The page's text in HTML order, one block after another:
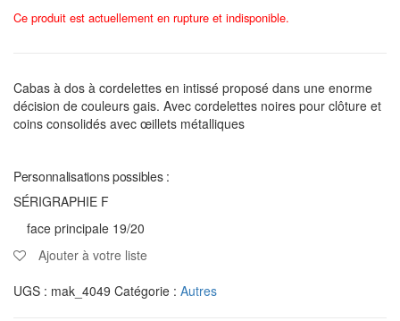
Ce produit est actuellement en rupture et indisponible.
Cabas à dos à cordelettes en intissé proposé dans une enorme
décision de couleurs gais. Avec cordelettes noires pour clôture et
coins consolidés avec œillets métalliques
Personnalisations possibles :
SÉRIGRAPHIE F
face principale 19/20
Ajouter à votre liste
UGS : mak_4049 Catégorie : Autres